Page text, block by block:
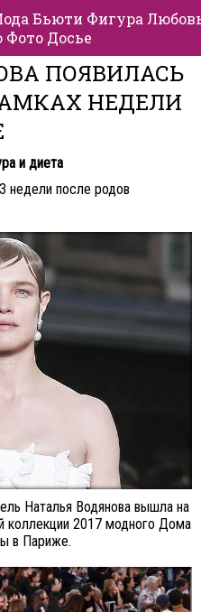
Бьюти Фигура
Фото Досье
ПОЯВИЛАСЬ
НЕДЕЛИ
и диета
недели после родов
Наталья Водянова вышла на
коллекции 2017 модного Дома
в Париже.